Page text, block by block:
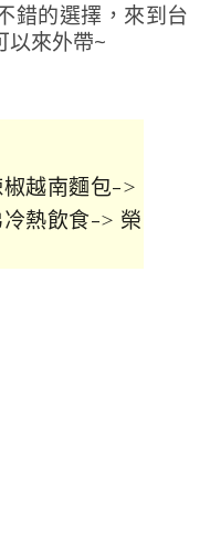
錯的選擇，來到台
以來外帶~
越南麵包->
熱飲食-> 榮